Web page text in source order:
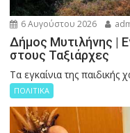
6 Αυγούστου 2026
Δήμος Μυτιλήνης |
στους Ταξιάρχες
Tα εγκαίνια της
ΠΟΛΙΤΙΚΑ